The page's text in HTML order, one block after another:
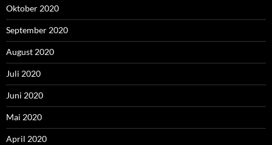
Oktober 2020
September 2020
August 2020
Juli 2020
Juni 2020
Mai 2020
April 2020